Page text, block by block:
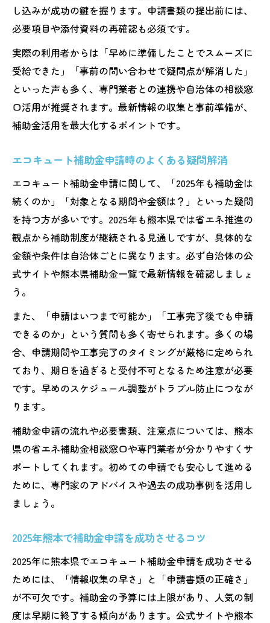
し込みが成功の鍵を握ります。申請書類の提出前には、
必要項目や添付資料の再確認も必須です。
実際の利用者からは「早めに準備したことでスムーズに
受給できた」「事前の問い合わせで疑問点が解消した」
といった声も多く、専門業者との連携や自治体の相談窓
口活用が推奨されます。最新情報の収集と事前準備が、
補助金活用を最大化するポイントです。
エコキュート補助金申請時のよくある疑問解消
エコキュート補助金申請に関して、「2025年も補助金は
続くのか」「対象となる期間や金額は？」といった疑問
を持つ方が多いです。2025年も熊本県では省エネ推進の
観点から補助制度が継続される見通しですが、具体的な
金額や条件は自治体ごとに異なります。必ず自治体の公
式サイトや熊本県補助金一覧で最新情報を確認しましょ
う。
また、「申請はいつまで可能か」「工事完了後でも申請
できるのか」という質問も多く寄せられます。多くの場
合、申請期間や工事完了のタイミングが厳格に定められ
ており、期日を過ぎると受付不可となるため注意が必要
です。早めのスケジュール調整がトラブル防止につなが
ります。
補助金申請の流れや必要書類、注意点については、熊本
県の省エネ補助金相談窓口や専門業者が分かりやすくサ
ポートしてくれます。初めての申請でも安心して進める
ために、専門家のアドバイスや過去の成功事例を活用し
ましょう。
2025年熊本で補助金申請を成功させるコツ
2025年に熊本県でエコキュート補助金申請を成功させる
ためには、「情報収集の早さ」と「申請書類の正確さ」
が不可欠です。補助金の予算には上限があり、人気の制
度は早期に終了する傾向があります。公式サイトや熊本